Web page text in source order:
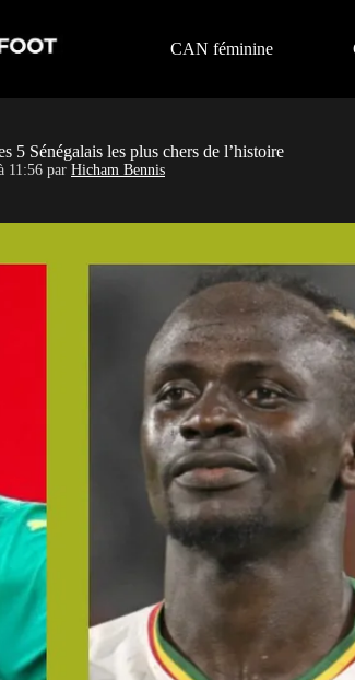
CAN féminine
5 Sénégalais les plus chers de l’histoire
11:56 par Hicham Bennis